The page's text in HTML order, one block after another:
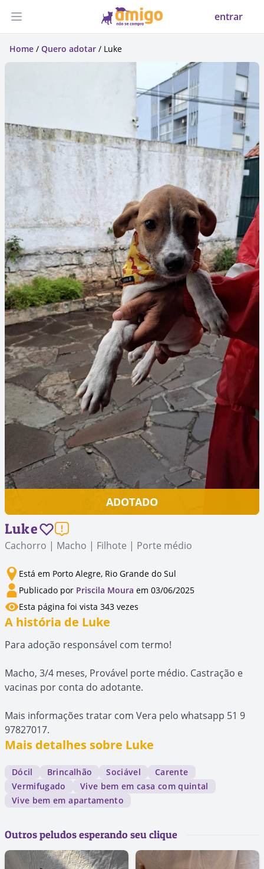
Abrir menu entrar
Home / Quero adotar / Luke
ADOTADO
Luke
Cachorro | Macho | Filhote | Porte médio
Está em Porto Alegre, Rio Grande do Sul
Publicado por Priscila Moura em 03/06/2025
Esta página foi vista 343 vezes
A história de Luke
Para adoção responsável com termo!
Macho, 3/4 meses, Provável porte médio. Castração e
vacinas por conta do adotante.
Mais informações tratar com Vera pelo whatsapp 51 9
97827017.
Mais detalhes sobre Luke
Dócil Brincalhão Sociável
Carente
Vermifugado
Vive bem em casa com quintal
Vive bem em apartamento
Outros peludos esperando seu clique